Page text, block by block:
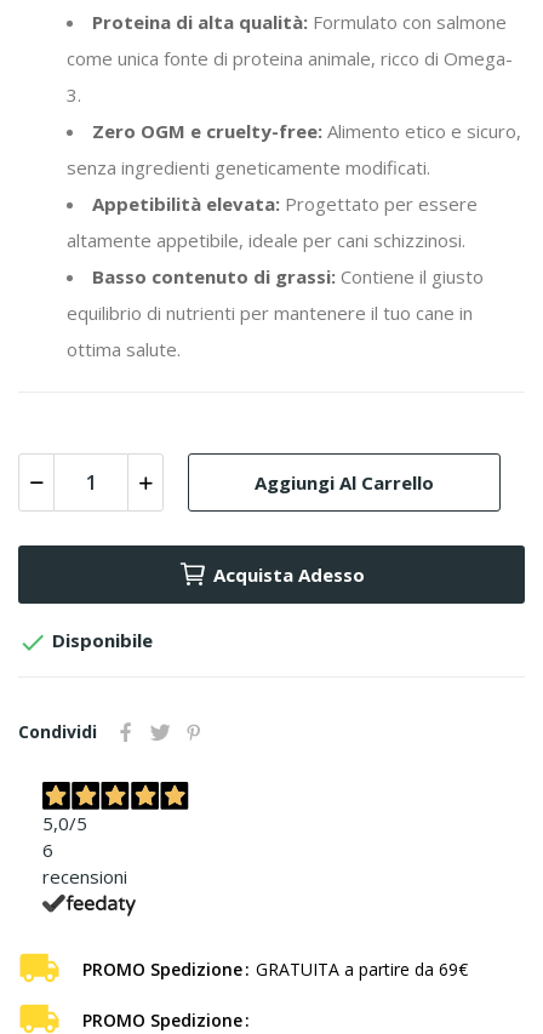
Proteina di alta qualità: Formulato con salmone
come unica fonte di proteina animale, ricco di Omega-
3.
Zero OGM e cruelty-free: Alimento etico e sicuro,
senza ingredienti geneticamente modificati.
Appetibilità elevata: Progettato per essere
altamente appetibile, ideale per cani schizzinosi.
Basso contenuto di grassi: Contiene il giusto
equilibrio di nutrienti per mantenere il tuo cane in
ottima salute.
Aggiungi Al Carrello
Acquista Adesso
 Disponibile
Condividi
5,0/5
6
recensioni
PROMO Spedizione GRATUITA a partire da 69€
PROMO Spedizione